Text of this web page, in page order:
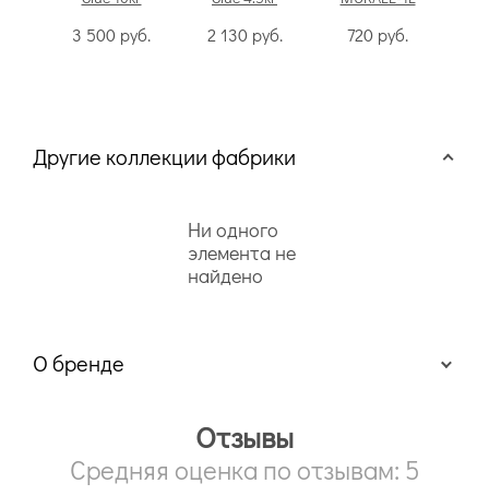
3 500 руб. 2 130 руб. 720 руб.
Другие коллекции фабрики
Ни одного
элемента не
найдено
О бренде
Отзывы
Средняя оценка по отзывам: 5